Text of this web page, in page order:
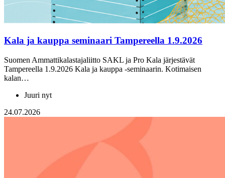
Kala ja kauppa seminaari Tampereella 1.9.2026
Suomen Ammattikalastajaliitto SAKL ja Pro Kala järjestävät
Tampereella 1.9.2026 Kala ja kauppa -seminaarin. Kotimaisen
kalan…
Juuri nyt
24.07.2026